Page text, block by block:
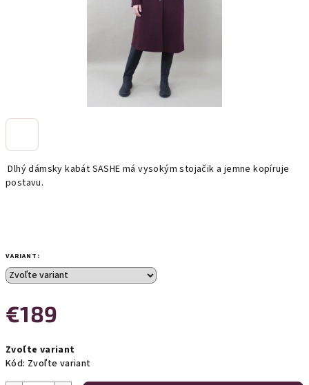
Dlhý dámsky kabát SASHE má vysokým stojačik a jemne kopíruje
postavu.
VARIANT:
€189
cena:
Zvoľte variant
Kód: Zvoľte variant